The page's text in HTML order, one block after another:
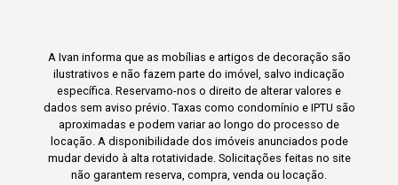
A Ivan informa que as mobílias e artigos de decoração são
ilustrativos e não fazem parte do imóvel, salvo indicação
específica. Reservamo-nos o direito de alterar valores e
dados sem aviso prévio. Taxas como condomínio e IPTU são
aproximadas e podem variar ao longo do processo de
locação. A disponibilidade dos imóveis anunciados pode
mudar devido à alta rotatividade. Solicitações feitas no site
não garantem reserva, compra, venda ou locação.